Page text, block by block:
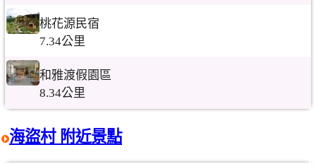
桃花源民宿
7.34公里
和雅渡假園區
8.34公里
海盜村 附近景點